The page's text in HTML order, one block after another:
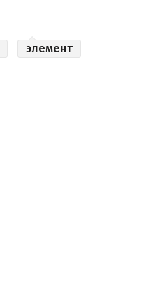
элемент